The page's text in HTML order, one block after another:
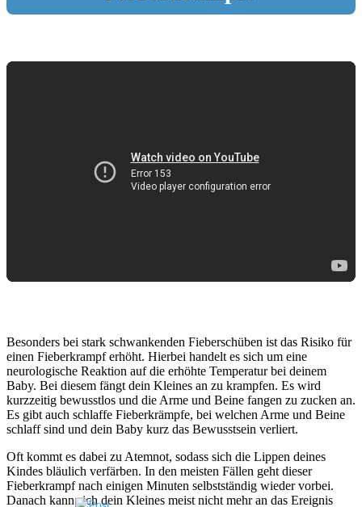
Besonders bei stark schwankenden Fieberschüben ist das Risiko für
einen Fieberkrampf erhöht. Hierbei handelt es sich um eine
neurologische Reaktion auf die erhöhte Temperatur bei deinem
Baby. Bei diesem fängt dein Kleines an zu krampfen. Es wird
kurzzeitig bewusstlos und die Arme und Beine fangen zu zucken an.
Es gibt auch schlaffe Fieberkrämpfe, bei welchen Arme und Beine
schlaff sind und dein Baby kurz das Bewusstsein verliert.
Oft kommt es dabei zu Atemnot, sodass sich die Lippen deines
Kindes bläulich verfärben. In den meisten Fällen geht dieser
Fieberkrampf nach einigen Minuten selbstständig wieder vorbei.
Danach kann sich dein Kleines meist nicht mehr an das Ereignis